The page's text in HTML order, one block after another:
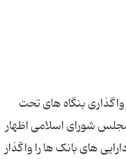
بنگاه های تحت
شورای اسلامی اظهار
قانون به درستی اجرا نشده است، شما باید سالانه ۳۳ درصد از دارایی های بانک ها را واگذار